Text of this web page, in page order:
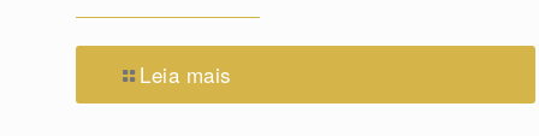
Leia mais